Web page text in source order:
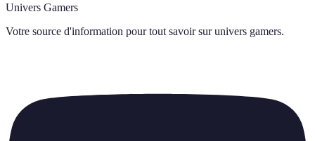
Univers Gamers
Votre source d'information pour tout savoir sur univers gamers.